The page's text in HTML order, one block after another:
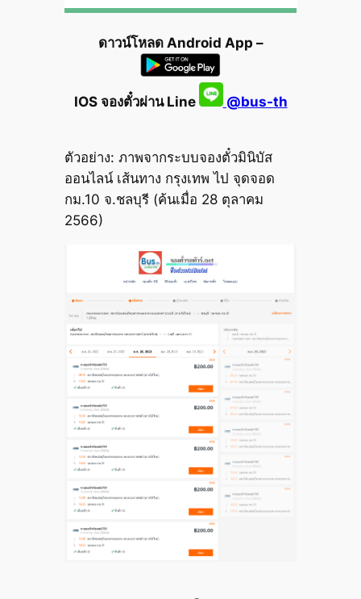
ดาวน์โหลด Android App –
IOS จองตั๋วผ่าน Line @bus-th
ตัวอย่าง: ภาพจากระบบจองตั๋วมินิบัส
ออนไลน์ เส้นทาง กรุงเทพ ไป จุดจอด
กม.10 จ.ชลบุรี (ค้นเมื่อ 28 ตุลาคม
2566)